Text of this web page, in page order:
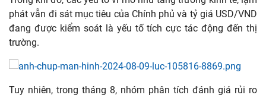
phát vẫn đi sát mục tiêu của Chính phủ và tỷ giá USD/VND
đang được kiểm soát là yếu tố tích cực tác động đến thị
trường.
Tuy nhiên, trong tháng 8, nhóm phân tích đánh giá rủi ro